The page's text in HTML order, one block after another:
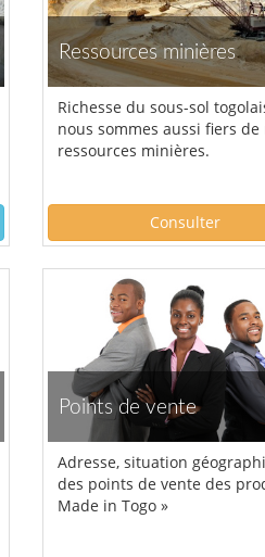
Ressources minières
Richesse du sous-sol
nous sommes aussi fiers de
ressources minières.
Consulter
Points de vente
Adresse, situation
des points de vente des
Made in Togo »